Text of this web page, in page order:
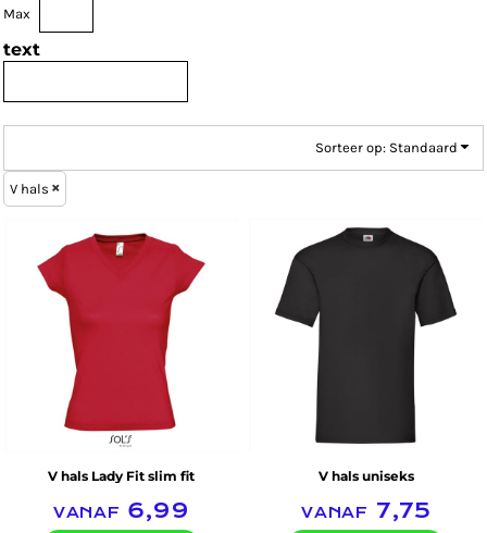
Max
text
Sorteer op: Standaard
V hals
V hals Lady Fit slim fit
vanaf 6,99
Fruit of the Loom
V hals uniseks
vanaf 7,75